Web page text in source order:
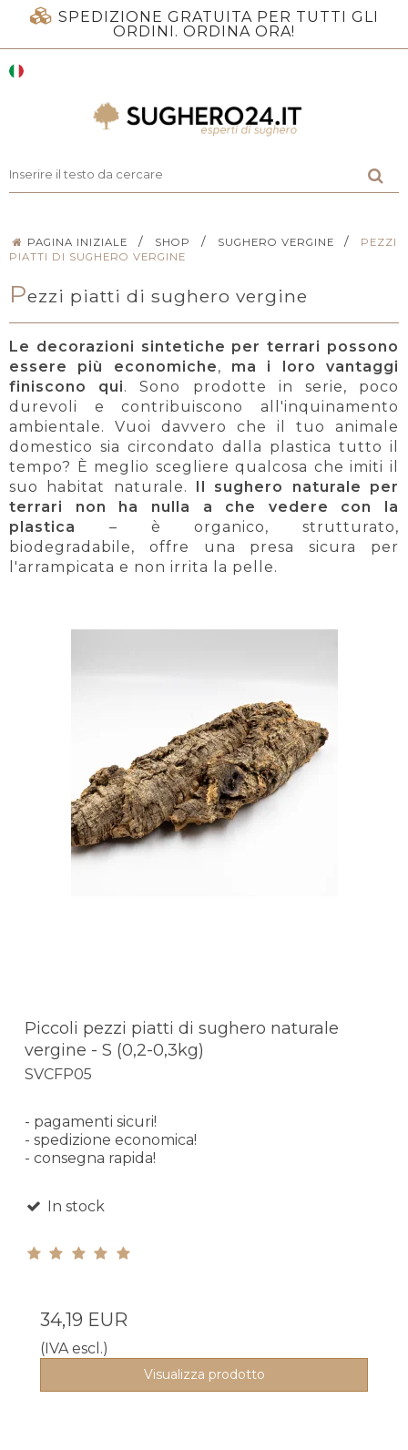
SPEDIZIONE GRATUITA PER TUTTI GLI
ORDINI. ORDINA ORA!
PAGINA INIZIALE / SHOP / SUGHERO VERGINE /
PEZZI
PIATTI DI SUGHERO VERGINE
Pezzi piatti di sughero vergine
Le decorazioni sintetiche per terrari possono
essere più economiche, ma i loro vantaggi
finiscono qui. Sono prodotte in serie, poco
durevoli e contribuiscono all'inquinamento
ambientale. Vuoi davvero che il tuo animale
domestico sia circondato dalla plastica tutto il
tempo? È meglio scegliere qualcosa che imiti il
suo habitat naturale.
Il sughero naturale per
terrari non ha nulla a che vedere con la
plastica
– è organico, strutturato,
biodegradabile, offre una presa sicura per
l'arrampicata e non irrita la pelle.
Piccoli pezzi piatti di sughero naturale
vergine - S (0,2-0,3kg)
SVCFP05
- pagamenti sicuri!
- spedizione economica!
- consegna rapida!
In stock
34,19 EUR
(IVA escl.)
Visualizza prodotto